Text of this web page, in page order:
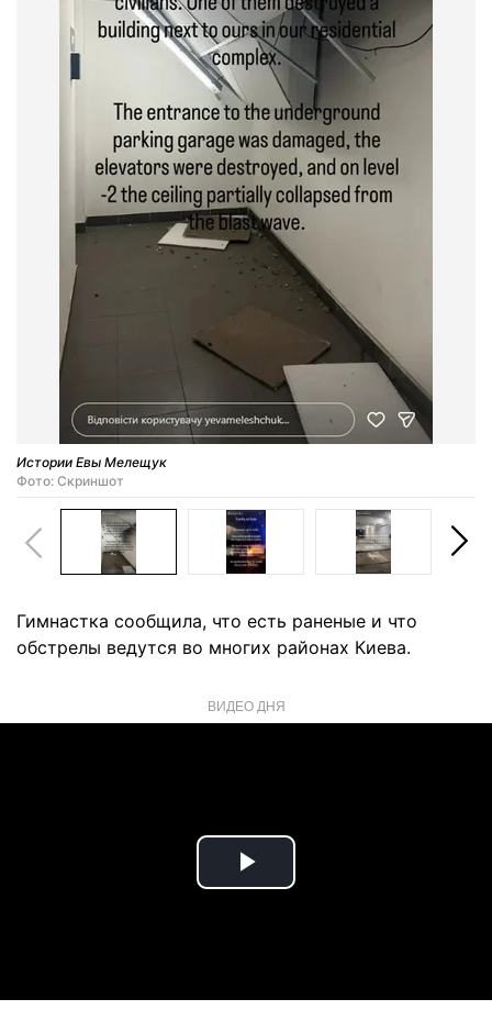
Истории Евы Мелещук
Фото: Скриншот
Гимнастка сообщила, что есть раненые и что
обстрелы ведутся во многих районах Киева.
ВИДЕО ДНЯ
Play